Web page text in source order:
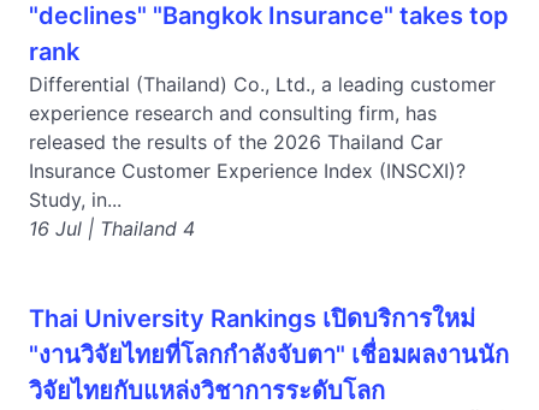
"declines" "Bangkok Insurance" takes top
rank
Differential (Thailand) Co., Ltd., a leading customer
experience research and consulting firm, has
released the results of the 2026 Thailand Car
Insurance Customer Experience Index (INSCXI)?
Study, in...
16 Jul | Thailand 4
Thai University Rankings เปิดบริการใหม่
"งานวิจัยไทยที่โลกกำลังจับตา" เชื่อมผลงานนัก
วิจัยไทยกับแหล่งวิชาการระดับโลก